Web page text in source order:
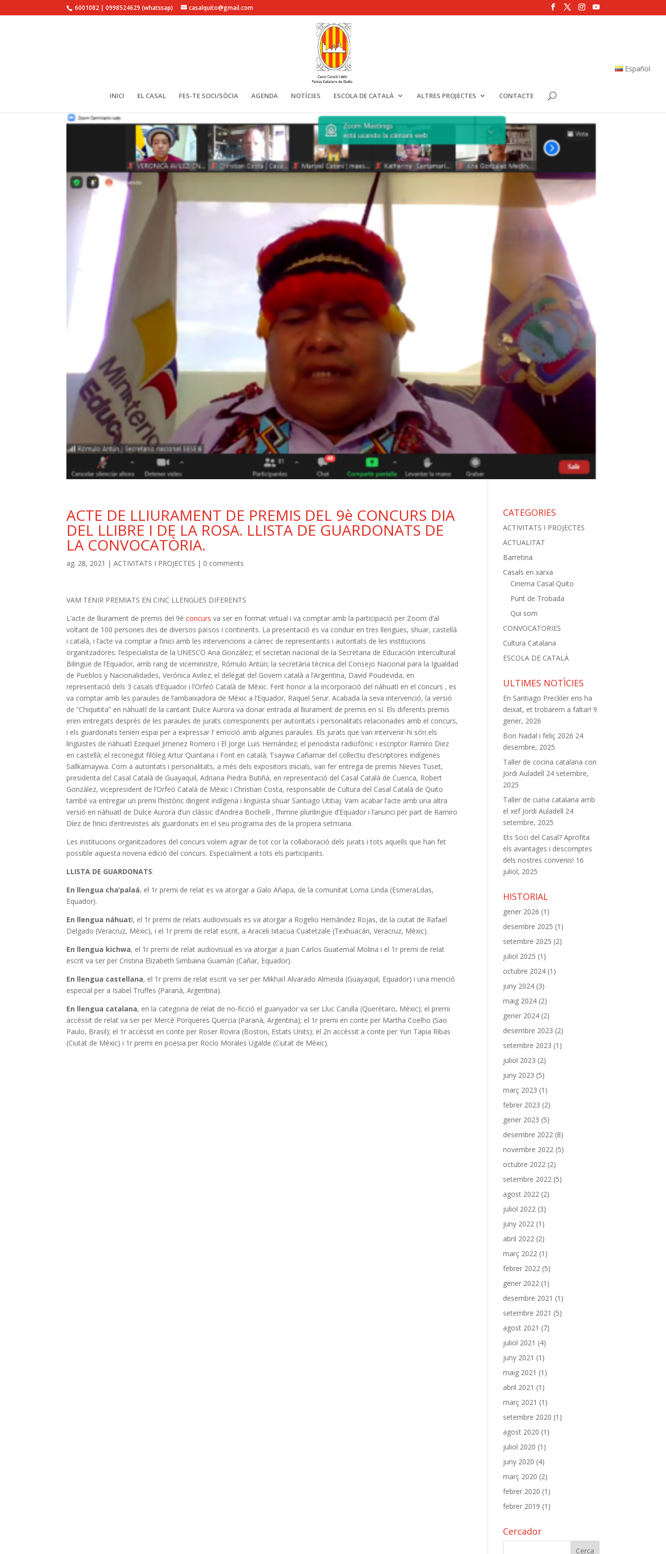
6001082 | 0998524629 (whatssap) casalquito@gmail.com
INICI EL CASAL FES-TE SOCI/SÒCIA AGENDA NOTÍCIES ESCOLA DE CATALÀ ALTRES PROJECTES CONTACTE
Español
ACTE DE LLIURAMENT DE PREMIS DEL 9è CONCURS DIA
DEL LLIBRE I DE LA ROSA. LLISTA DE GUARDONATS DE
LA CONVOCATÒRIA.
ag. 28, 2021 |ACTIVITATS I PROJECTES | 0 comments
VAM TENIR PREMIATS EN CINC LLENGÜES DIFERENTS
L’acte de lliurament de premis del 9èconcursva ser en format virtual i va comptar amb la participació per Zoom d’al
voltant de 100 persones des de diversos països i continents. La presentació es va conduir en tres llengües, shuar, castellà
i català, i l’acte va comptar a l’inici amb les intervencions a càrrec de representants i autoritats de les institucions
organitzadores: l’especialista de la UNESCO Ana González; el secretari nacional de la Secretaria de Educación Intercultural
Bilingüe de l’Equador, amb rang de viceministre, Rómulo Antún; la secretària tècnica del Consejo Nacional para la Igualdad
de Pueblos y Nacionalidades, Verónica Avilez; el delegat del Govern català a l’Argentina, David Poudevida, en
representació dels 3 casals d’Equador i l’Orfeó Català de Mèxic. Fent honor a la incorporació del nàhuatl en el concurs , es
va comptar amb les paraules de l’ambaixadora de Mèxic a l’Equador, Raquel Serur. Acabada la seva intervenció, la versió
de “Chiquitita” en nàhuatl de la cantant Dulce Aurora va donar entrada al lliurament de premis en sí. Els diferents premis
eren entregats després de les paraules de jurats corresponents per autoritats i personalitats relacionades amb el concurs,
i els guardonats tenien espai per a expressar l’ emoció amb algunes paraules. Els jurats que van intervenir-hi són els
lingüistes de nàhuatl Ezequiel Jimenez Romero i El Jorge Luis Hernández; el periodista radiofònic i escriptor Ramiro Diez
en castellà; el reconegut filòleg Artur Quintana i Font en català; Tsaywa Cañamar del col·lectiu d’escriptores indígenes
Sallkamaywa. Com a autoritats i personalitats, a més dels expositors inicials, van fer entrega de premis Nieves Tuset,
presidenta del Casal Català de Guayaquil, Adriana Piedra Butiñá, en representació del Casal Català de Cuenca, Robert
Gonzàlez, vicepresident de l’Orfeó Català de Mèxic i Christian Costa, responsable de Cultura del Casal Català de Quito
també va entregar un premi l’històric dirigent indígena i lingüista shuar Santiago Utitiaj. Vam acabar l’acte amb una altra
versió en nàhuatl de Dulce Aurora d’un clàssic d’Andrea Bochelli , l’himne plurilingüe d’Equador i l’anunci per part de Ramiro
Díez de l’inici d’entrevistes als guardonats en el seu programa des de la propera setmana.
Les institucions organitzadores del concurs volem agrair de tot cor la col·laboració dels jurats i tots aquells que han fet
possible aquesta novena edició del concurs. Especialment a tots els participants.
LLISTA DE GUARDONATS:
En llengua cha’palaá, el 1r premi de relat es va atorgar a Galo Añapa, de la comunitat Loma Linda (EsmeraLdas,
Equador).
En llengua náhuatl, el 1r premi de relats audiovisuals es va atorgar a Rogelio Hernández Rojas, de la ciutat de Rafael
Delgado (Veracruz, Mèxic), i el 1r premi de relat escrit, a Araceli Ixtacua Cuatetzale (Texhuacán, Veracruz, Mèxic).
En llengua kichwa, el 1r premi de relat audiovisual es va atorgar a Juan Carlos Guatemal Molina i el 1r premi de relat
escrit va ser per Cristina Elizabeth Simbaina Guamán (Cañar, Equador).
En llengua castellana, el 1r premi de relat escrit va ser per Mikhaïl Alvarado Almeida (Guayaquil, Equador) i una menció
especial per a Isabel Truffes (Paranà, Argentina).
En llengua catalana, en la categoria de relat de no-ficció el guanyador va ser Lluc Carulla (Querétaro, Mèxic); el premi
accèssit de relat va ser per Mercè Porqueres Quercia (Paranà, Argentina); el 1r premi en conte per Martha Coelho (Sao
Paulo, Brasil); el 1r accèssit en conte per Roser Rovira (Boston, Estats Units); el 2n accèssit a conte per Yuri Tapia Ribas
(Ciutat de Mèxic) i 1r premi en poesia per Rocío Morales Ugalde (Ciutat de Mèxic).
CATEGORIES
ACTIVITATS I PROJECTES
ACTUALITAT
Barretina
Casals en xarxa
Cinema Casal Quito
Punt de Trobada
Qui som
CONVOCATORIES
Cultura Catalana
ESCOLA DE CATALÀ
ULTIMES NOTÌCIES
En Santiago Preckler ens ha
deixat, et trobarem a faltar! 9
gener, 2026
Bon Nadal i feliç 2026 24
desembre, 2025
Taller de cocina catalana con
Jordi Auladell 24 setembre,
2025
Taller de cuina catalana amb
el xef Jordi Auladell 24
setembre, 2025
Ets Soci del Casal? Aprofita
els avantages i descomptes
dels nostres convenis! 16
juliol, 2025
HISTORIAL
gener 2026 (1)
desembre 2025 (1)
setembre 2025 (2)
juliol 2025 (1)
octubre 2024 (1)
juny 2024 (3)
maig 2024 (2)
gener 2024 (2)
desembre 2023 (2)
setembre 2023 (1)
juliol 2023 (2)
juny 2023 (5)
març 2023 (1)
febrer 2023 (2)
gener 2023 (5)
desembre 2022 (8)
novembre 2022 (5)
octubre 2022 (2)
setembre 2022 (5)
agost 2022 (2)
juliol 2022 (3)
juny 2022 (1)
abril 2022 (2)
març 2022 (1)
febrer 2022 (5)
gener 2022 (1)
desembre 2021 (1)
setembre 2021 (5)
agost 2021 (7)
juliol 2021 (4)
juny 2021 (1)
maig 2021 (1)
abril 2021 (1)
març 2021 (1)
setembre 2020 (1)
agost 2020 (1)
juliol 2020 (1)
juny 2020 (4)
març 2020 (2)
febrer 2020 (1)
febrer 2019 (1)
Cercador